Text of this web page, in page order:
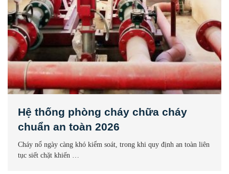
Hệ thống phòng cháy chữa cháy
chuẩn an toàn 2026
Cháy nổ ngày càng khó kiểm soát, trong khi quy định an toàn liên
tục siết chặt khiến …